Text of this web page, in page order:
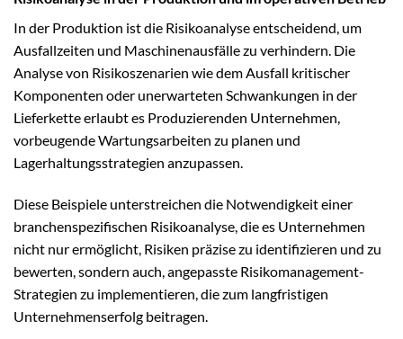
In der Produktion ist die Risikoanalyse entscheidend, um
Ausfallzeiten und Maschinenausfälle zu verhindern. Die
Analyse von Risikoszenarien wie dem Ausfall kritischer
Komponenten oder unerwarteten Schwankungen in der
Lieferkette erlaubt es Produzierenden Unternehmen,
vorbeugende Wartungsarbeiten zu planen und
Lagerhaltungsstrategien anzupassen.
Diese Beispiele unterstreichen die Notwendigkeit einer
branchenspezifischen Risikoanalyse, die es Unternehmen
nicht nur ermöglicht, Risiken präzise zu identifizieren und zu
bewerten, sondern auch, angepasste Risikomanagement-
Strategien zu implementieren, die zum langfristigen
Unternehmenserfolg beitragen.